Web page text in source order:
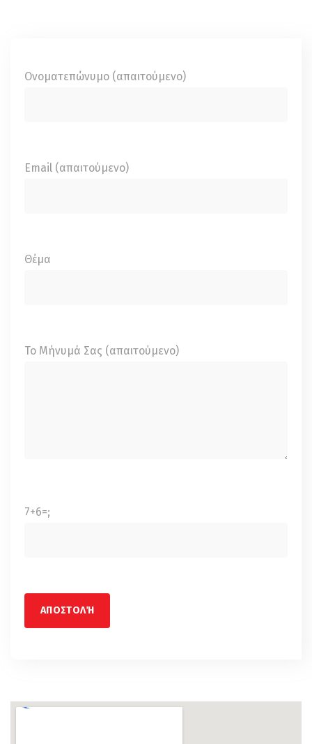
Ονοματεπώνυμο (απαιτούμενο)
Email (απαιτούμενο)
Θέμα
Το Μήνυμά Σας (απαιτούμενο)
7+6=;